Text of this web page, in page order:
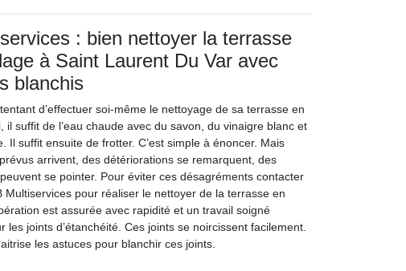
: bien nettoyer la terrasse
à Saint Laurent Du Var avec
blanchis
d’effectuer soi-même le nettoyage de sa terrasse en
il suffit de l’eau chaude avec du savon, du vinaigre blanc et
Il suffit ensuite de frotter. C’est simple à énoncer. Mais
arrivent, des détériorations se remarquent, des
se pointer. Pour éviter ces désagréments contacter
Multiservices pour réaliser le nettoyer de la terrasse en
est assurée avec rapidité et un travail soigné
les joints d’étanchéité. Ces joints se noircissent facilement.
les astuces pour blanchir ces joints.